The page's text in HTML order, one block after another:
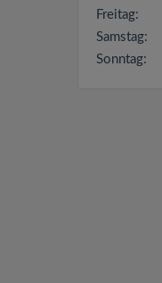
Freitag:
Samstag:
Sonntag: